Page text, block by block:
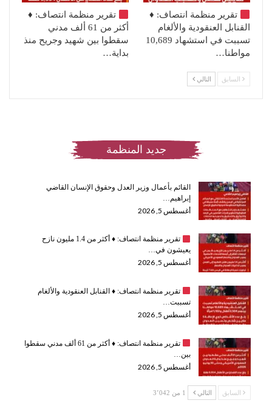
تقرير منظمة انتصاف: ♦️
القنابل العنقودية والألغام
تسببت في استشهاد 10,689
مواطنا…
تقرير منظمة انتصاف: ♦️
أكثر من 61 ألف مدني
سقطوا بين شهيد وجريح منذ
بداية…
السابق التالي
جديد المنظمة
القائم بأعمال وزير العدل وحقوق الإنسان القاضي
إبراهيم…
أغسطس 5, 2026
تقرير منظمة انتصاف: ♦️
أكثر من 1.4 مليون نازح
يعيشون في…
أغسطس 5, 2026
تقرير منظمة انتصاف: ♦️القنابل العنقودية والألغام
تسببت…
أغسطس 5, 2026
تقرير منظمة انتصاف: ♦️
أكثر من 61 ألف مدني سقطوا
بين…
أغسطس 5, 2026
السابق التالي 1 من 3٬042